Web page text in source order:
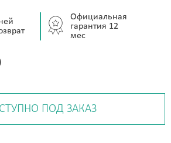
Официальная
гарантия 12
мес
ПОД ЗАКАЗ